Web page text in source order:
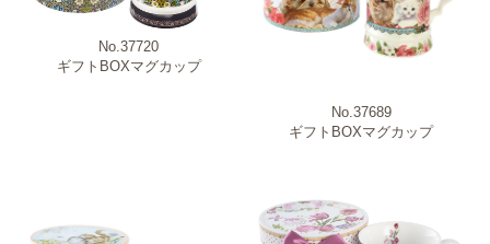
No.37720
ギフトBOXマグカップ
No.37689
ギフトBOXマグカップ